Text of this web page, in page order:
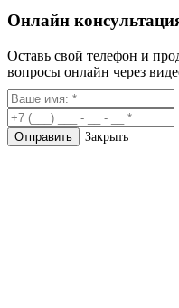
Онлайн
Оставь свой телефон и
вопросы онлайн через
Закрыть